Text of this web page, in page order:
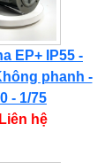
EP+ IP55 -
phanh -
- 1/75
Liên hệ